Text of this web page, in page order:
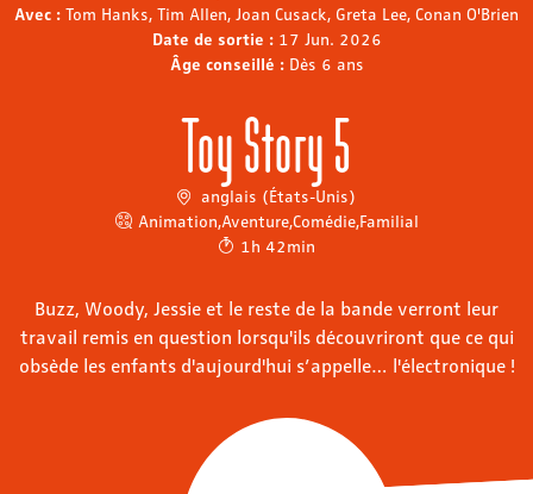
Avec : Tom Hanks, Tim Allen, Joan Cusack, Greta Lee, Conan O'Brien
Date de sortie : 17 Jun. 2026
Âge conseillé : Dès 6 ans
Toy Story 5
anglais (États-Unis)
Animation,Aventure,Comédie,Familial
1h 42min
Buzz, Woody, Jessie et le reste de la bande verront leur
travail remis en question lorsqu'ils découvriront que ce qui
obsède les enfants d'aujourd'hui s’appelle… l'électronique !